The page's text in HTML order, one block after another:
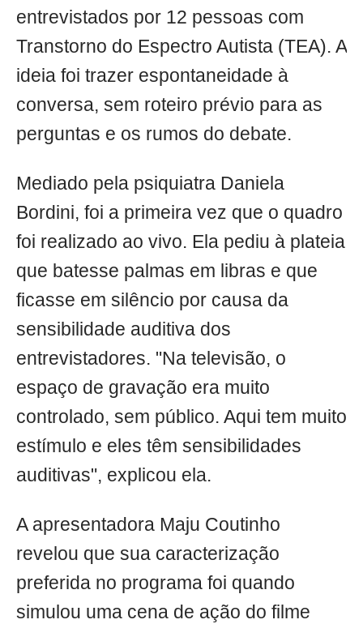
entrevistados por 12 pessoas com
Transtorno do Espectro Autista (TEA). A
ideia foi trazer espontaneidade à
conversa, sem roteiro prévio para as
perguntas e os rumos do debate.
Mediado pela psiquiatra Daniela
Bordini, foi a primeira vez que o quadro
foi realizado ao vivo. Ela pediu à plateia
que batesse palmas em libras e que
ficasse em silêncio por causa da
sensibilidade auditiva dos
entrevistadores. "Na televisão, o
espaço de gravação era muito
controlado, sem público. Aqui tem muito
estímulo e eles têm sensibilidades
auditivas", explicou ela.
A apresentadora Maju Coutinho
revelou que sua caracterização
preferida no programa foi quando
simulou uma cena de ação do filme